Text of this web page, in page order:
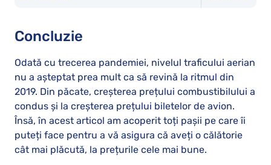
Concluzie
Odată cu trecerea pandemiei, nivelul traficului aerian
nu a așteptat prea mult ca să revină la ritmul din
2019. Din păcate, creșterea prețului combustibilului a
condus și la creșterea prețului biletelor de avion.
Însă, în acest articol am acoperit toți pașii pe care îi
puteți face pentru a vă asigura că aveți o călătorie
cât mai plăcută, la prețurile cele mai bune.